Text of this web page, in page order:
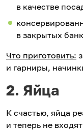
в качестве
в закрытых
Что приготовить:
и гарниры,
2. Яйца
К счастью, яйца
и теперь не